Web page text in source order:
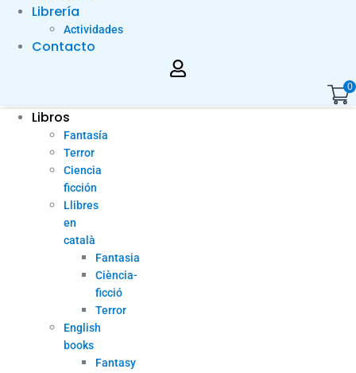
Librería
Actividades
Contacto
0
Libros
Fantasía
Terror
Ciencia
ficción
Llibres
en
català
Fantasia
Ciència-
ficció
Terror
English
books
Fantasy